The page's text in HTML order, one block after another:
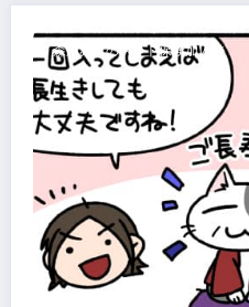
森永みぐのペット保険加入道